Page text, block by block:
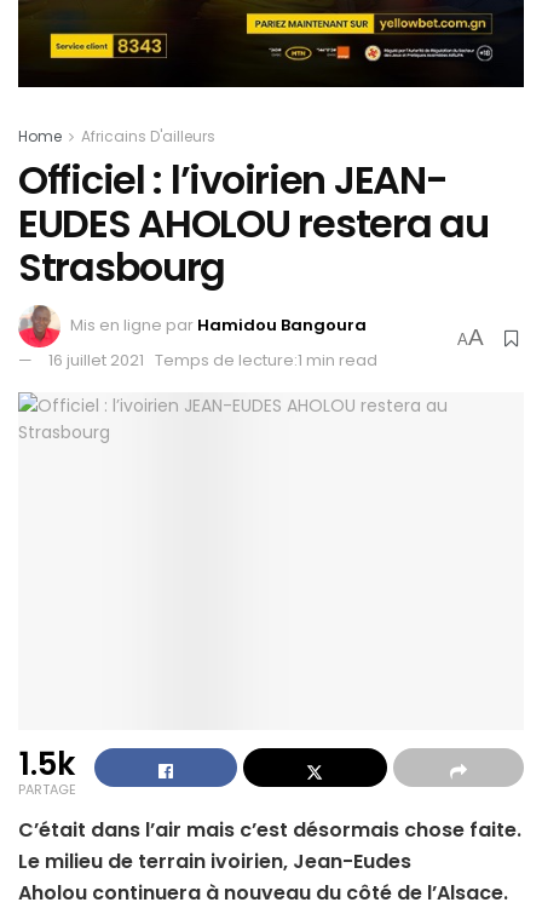
Home Africains D'ailleurs
Officiel : l’ivoirien JEAN-
EUDES AHOLOU restera au
Strasbourg
Mis en ligne par Hamidou Bangoura
16 juillet 2021 Temps de lecture:1 min read
AA
1.5k
PARTAGE
C’était dans l’air mais c’est désormais chose faite.
Le milieu de terrain ivoirien, Jean-Eudes
Aholou continuera à nouveau du côté de l’Alsace.